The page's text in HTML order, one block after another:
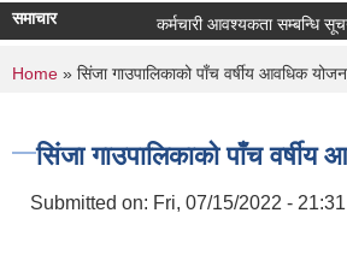
समाचार कर्मचारी आवश्यकता सम्बन्धि सूचना ।
You are here
Home » सिंजा गाउपालिकाको पाँच वर्षीय आवधिक
सिंजा गाउपालिकाको पाँच वर्षीय
Submitted on: Fri, 07/15/2022 - 21:31